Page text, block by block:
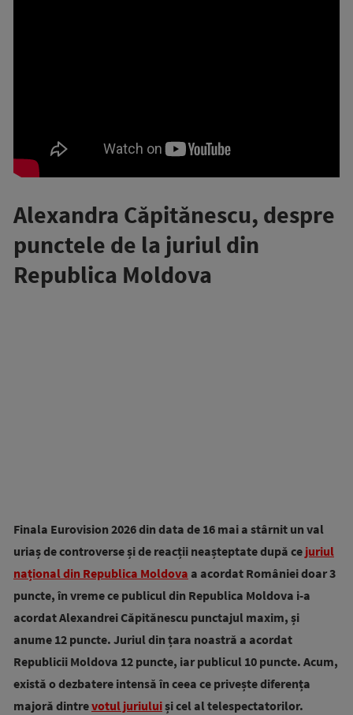
Alexandra Căpitănescu, despre
punctele de la juriul din
Republica Moldova
Finala Eurovision 2026 din data de 16 mai a stârnit un val
uriaș de controverse și de reacții neașteptate după ce juriul
național din Republica Moldova a acordat României doar 3
puncte, în vreme ce publicul din Republica Moldova i-a
acordat Alexandrei Căpitănescu punctajul maxim, și
anume 12 puncte. Juriul din țara noastră a acordat
Republicii Moldova 12 puncte, iar publicul 10 puncte. Acum,
există o dezbatere intensă în ceea ce privește diferența
majoră dintrevotul juriuluiși cel al telespectatorilor.